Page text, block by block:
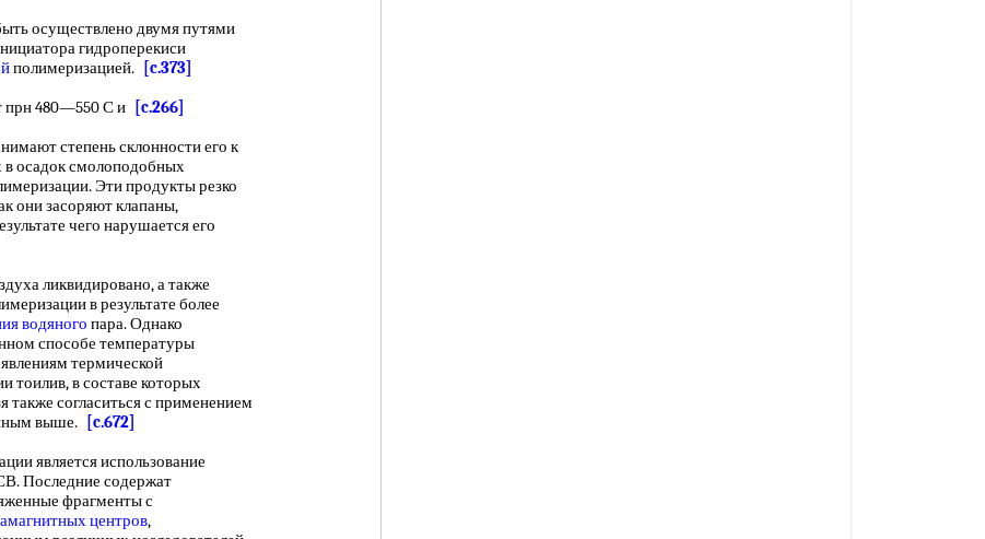
осуществлено двумя путями
гидроперекиси
полимеризацией.
[c.373]
480—550 С и
[c.266]
степень склонности его к
осадок смолоподобных
Эти продукты резко
они засоряют клапаны,
чего нарушается его
ликвидировано, а также
в результате более
водяного пара. Однако
способе температуры
термической
тоилив, в составе которых
также согласиться с применением
выше.
[c.672]
является использование
Последние содержат
фрагменты с
центров,